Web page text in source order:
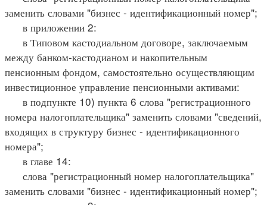
заменить словами "бизнес - идентификационный номер";
в приложении 2:
в Типовом кастодиальном договоре, заключаемым
между банком-кастодианом и накопительным
пенсионным фондом, самостоятельно осуществляющим
инвестиционное управление пенсионными активами:
в подпункте 10) пункта 6 слова "регистрационного
номера налогоплательщика" заменить словами "сведений,
входящих в структуру бизнес - идентификационного
номера";
в главе 14:
слова "регистрационный номер налогоплательщика"
заменить словами "бизнес - идентификационный номер";